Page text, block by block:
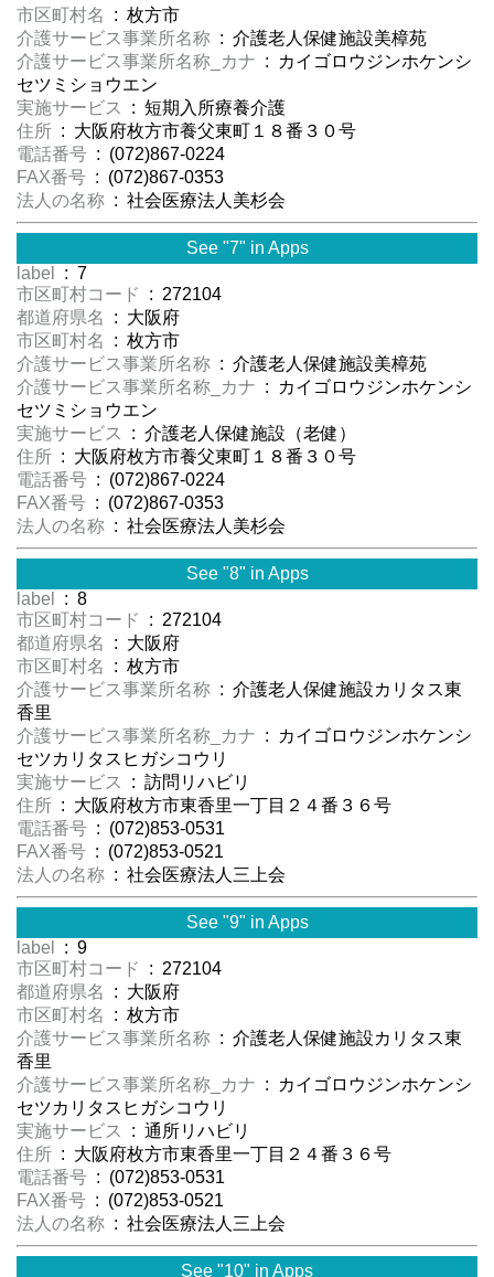
市区町村名
: 枚方市
介護サービス事業所名称 : 介護老人保健施設美樟苑
介護サービス事業所名称_カナ : カイゴロウジンホケンシ
セツミショウエン
実施サービス
: 短期入所療養介護
住所 : 大阪府枚方市養父東町１８番３０号
電話番号 : (072)867-0224
FAX番号 : (072)867-0353
法人の名称 : 社会医療法人美杉会
See "7" in Apps
label
: 7
市区町村コード
: 272104
都道府県名
: 大阪府
市区町村名
: 枚方市
介護サービス事業所名称 : 介護老人保健施設美樟苑
介護サービス事業所名称_カナ : カイゴロウジンホケンシ
セツミショウエン
実施サービス
: 介護老人保健施設（老健）
住所 : 大阪府枚方市養父東町１８番３０号
電話番号 : (072)867-0224
FAX番号 : (072)867-0353
法人の名称 : 社会医療法人美杉会
See "8" in Apps
label
: 8
市区町村コード
: 272104
都道府県名
: 大阪府
市区町村名
: 枚方市
介護サービス事業所名称 : 介護老人保健施設カリタス東
香里
介護サービス事業所名称_カナ : カイゴロウジンホケンシ
セツカリタスヒガシコウリ
実施サービス
: 訪問リハビリ
住所 : 大阪府枚方市東香里一丁目２４番３６号
電話番号 : (072)853-0531
FAX番号 : (072)853-0521
法人の名称 : 社会医療法人三上会
See "9" in Apps
label
: 9
市区町村コード
: 272104
都道府県名
: 大阪府
市区町村名
: 枚方市
介護サービス事業所名称 : 介護老人保健施設カリタス東
香里
介護サービス事業所名称_カナ : カイゴロウジンホケンシ
セツカリタスヒガシコウリ
実施サービス
: 通所リハビリ
住所 : 大阪府枚方市東香里一丁目２４番３６号
電話番号 : (072)853-0531
FAX番号 : (072)853-0521
法人の名称 : 社会医療法人三上会
See "10" in Apps